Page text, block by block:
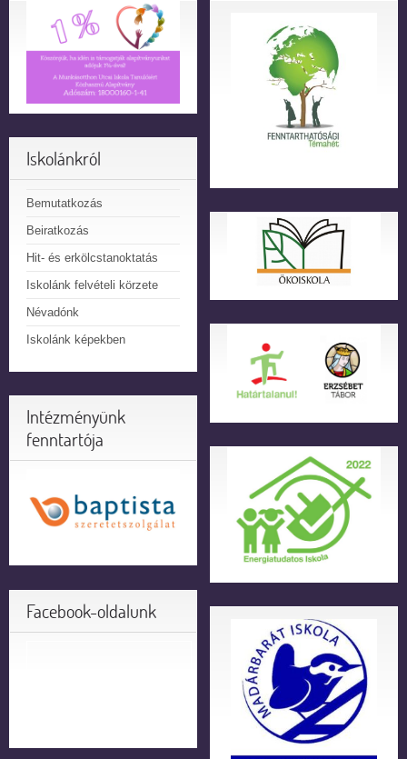
Iskolánkról
Bemutatkozás
Beiratkozás
Hit- és erkölcstanoktatás
Iskolánk felvételi körzete
Névadónk
Iskolánk képekben
Intézményünk
fenntartója
Facebook-oldalunk